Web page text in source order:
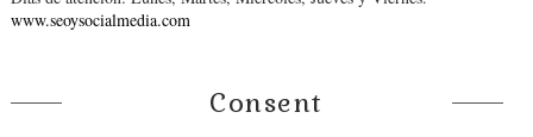
www.seoysocialmedia.com
Consent